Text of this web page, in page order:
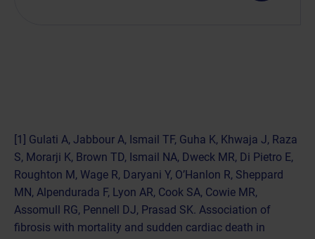
[1] Gulati A, Jabbour A, Ismail TF, Guha K, Khwaja J, Raza
S, Morarji K, Brown TD, Ismail NA, Dweck MR, Di Pietro E,
Roughton M, Wage R, Daryani Y, O’Hanlon R, Sheppard
MN, Alpendurada F, Lyon AR, Cook SA, Cowie MR,
Assomull RG, Pennell DJ, Prasad SK. Association of
fibrosis with mortality and sudden cardiac death in